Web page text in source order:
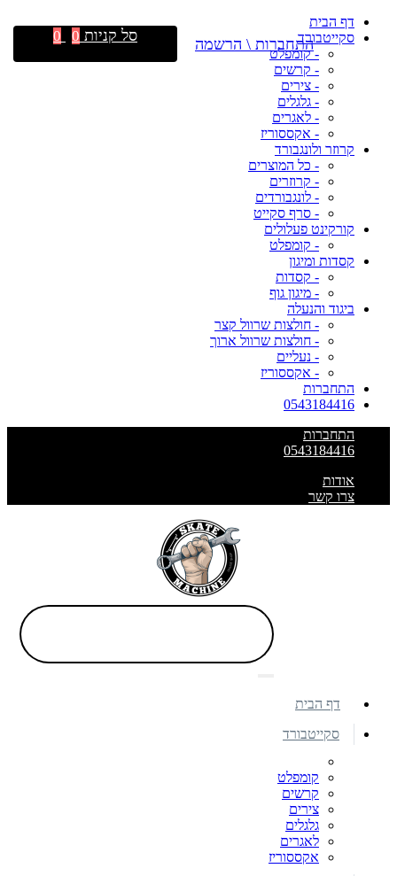
דף הבית
סקייטבורד
- קומפלט
- קרשים
- צירים
- גלגלים
- לאגרים
- אקססוריז
קרוזר ולונגבורד
- כל המוצרים
- קרוזרים
- לונגבורדים
- סרף סקייט
קורקינט פעלולים
- קומפלט
קסדות ומיגון
- קסדות
- מיגון גוף
ביגוד והנעלה
- חולצות שרוול קצר
- חולצות שרוול ארוך
- נעליים
- אקססוריז
התחברות
0543184416
התחברות
0543184416
אודות
צרו קשר
התחברות \ הרשמה סל קניות 0
0
דף הבית
סקייטבורד
קומפלט
קרשים
צירים
גלגלים
לאגרים
אקססוריז